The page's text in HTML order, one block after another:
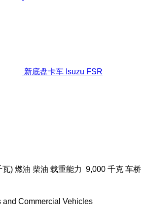
新底盘卡车 Isuzu FSR
瓦) 燃油 柴油 载重能力 9,000 千克 车桥
and Commercial Vehicles